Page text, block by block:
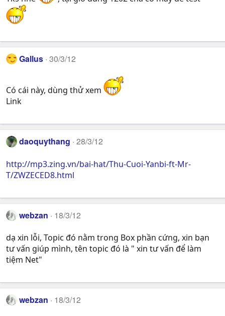
Gallus 30/3/12
Có cái này, dùng thử xem
Link
daoquythang 28/3/12
http://mp3.zing.vn/bai-hat/Thu-Cuoi-Yanbi-ft-Mr-
T/ZWZECED8.html
webzan 18/3/12
dạ xin lỗi, Topic đó nằm trong Box phần cứng, xin bạn
tư vấn giúp mình, tên topic đó là " xin tư vấn để làm
tiệm Net"
webzan 18/3/12